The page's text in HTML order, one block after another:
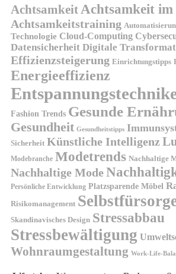
AchtsamkeitAchtsamkeit
Achtsamkeitstraining
Technologie Cloud-Computing
Datensicherheit Digitale
Effizienzsteigerung Einrichtungstipps
Energieeffizienz
Fashion Trends Gesunde
Gesundheit Gesundheitstipps
Sicherheit Künstliche Intelligenz
Modebranche Modetrends Nachhaltige
Nachhaltige Mode
Persönliche Entwicklung Platzsparende Möbel
Risikomanagement
Skandinavisches Design Stressabbau
Stressbewältigung
Wohnraumgestaltung Work-Life-